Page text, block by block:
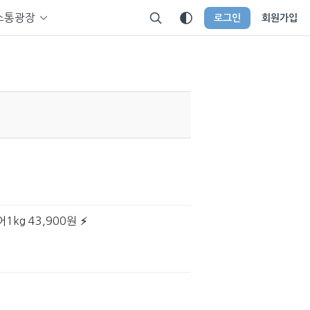
통광장 로그인 회원가입
1kg 43,900원